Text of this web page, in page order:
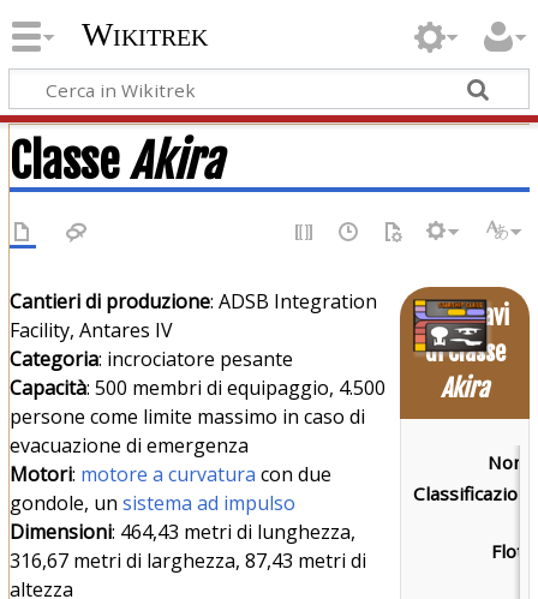
Wikitrek
ClasseAkira
Astronavi
di Classe
Akira
Cantieri di produzione: ADSB Integration
Facility, Antares IV
Categoria: incrociatore pesante
Capacità: 500 membri di equipaggio, 4.500
persone come limite massimo in caso di
evacuazione di emergenza
Motori: motore a curvatura con due
gondole, un sistema ad impulso
Dimensioni: 464,43 metri di lunghezza,
316,67 metri di larghezza, 87,43 metri di
altezza